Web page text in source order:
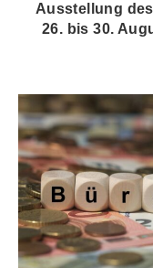
Ausstellung
26. bis 30.